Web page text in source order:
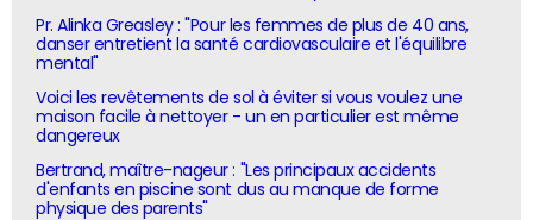
Pr. Alinka Greasley : "Pour les femmes de plus de 40 ans,
danser entretient la santé cardiovasculaire et l'équilibre
mental"
Voici les revêtements de sol à éviter si vous voulez une
maison facile à nettoyer - un en particulier est même
dangereux
Bertrand, maître-nageur : "Les principaux accidents
d'enfants en piscine sont dus au manque de forme
physique des parents"